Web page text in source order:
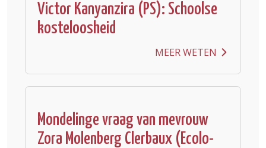
Victor Kanyanzira (PS): Schoolse
kosteloosheid
MEER WETEN
Mondelinge vraag van mevrouw
Zora Molenberg Clerbaux (Ecolo-